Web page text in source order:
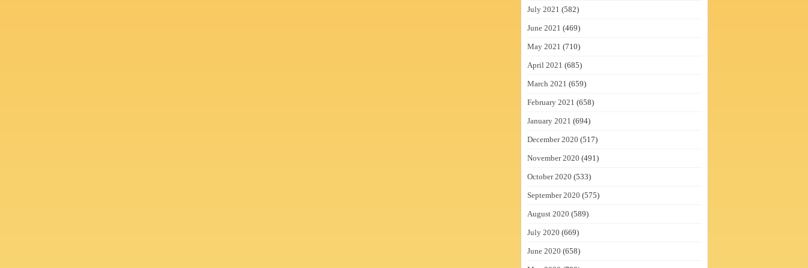
July 2021 (582)
June 2021 (469)
May 2021 (710)
April 2021 (685)
March 2021 (659)
February 2021 (658)
January 2021 (694)
December 2020 (517)
November 2020 (491)
October 2020 (533)
September 2020 (575)
August 2020 (589)
July 2020 (669)
June 2020 (658)